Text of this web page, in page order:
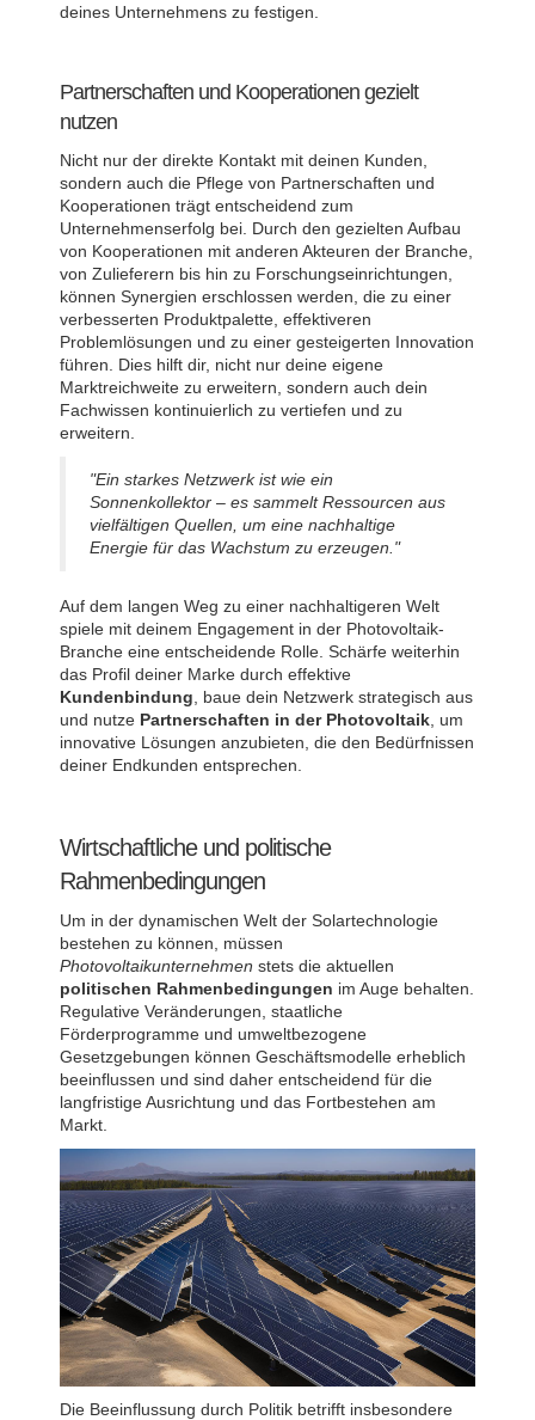
deines Unternehmens zu festigen.
Partnerschaften und Kooperationen gezielt
nutzen
Nicht nur der direkte Kontakt mit deinen Kunden,
sondern auch die Pflege von Partnerschaften und
Kooperationen trägt entscheidend zum
Unternehmenserfolg bei. Durch den gezielten Aufbau
von Kooperationen mit anderen Akteuren der Branche,
von Zulieferern bis hin zu Forschungseinrichtungen,
können Synergien erschlossen werden, die zu einer
verbesserten Produktpalette, effektiveren
Problemlösungen und zu einer gesteigerten Innovation
führen. Dies hilft dir, nicht nur deine eigene
Marktreichweite zu erweitern, sondern auch dein
Fachwissen kontinuierlich zu vertiefen und zu
erweitern.
"Ein starkes Netzwerk ist wie ein
Sonnenkollektor – es sammelt Ressourcen aus
vielfältigen Quellen, um eine nachhaltige
Energie für das Wachstum zu erzeugen."
Auf dem langen Weg zu einer nachhaltigeren Welt
spiele mit deinem Engagement in der Photovoltaik-
Branche eine entscheidende Rolle. Schärfe weiterhin
das Profil deiner Marke durch effektive
Kundenbindung , baue dein Netzwerk strategisch aus
und nutze Partnerschaften in der Photovoltaik , um
innovative Lösungen anzubieten, die den Bedürfnissen
deiner Endkunden entsprechen.
Wirtschaftliche und politische
Rahmenbedingungen
Um in der dynamischen Welt der Solartechnologie
bestehen zu können, müssen
Photovoltaikunternehmen stets die aktuellen
politischen Rahmenbedingungen im Auge behalten.
Regulative Veränderungen, staatliche
Förderprogramme und umweltbezogene
Gesetzgebungen können Geschäftsmodelle erheblich
beeinflussen und sind daher entscheidend für die
langfristige Ausrichtung und das Fortbestehen am
Markt.
Die Beeinflussung durch Politik betrifft insbesondere